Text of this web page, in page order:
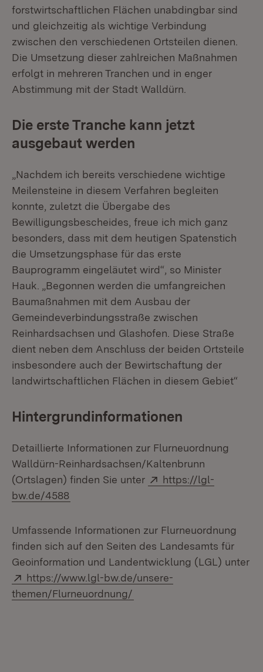
forstwirtschaftlichen Flächen unabdingbar sind
und gleichzeitig als wichtige Verbindung
zwischen den verschiedenen Ortsteilen dienen.
Die Umsetzung dieser zahlreichen Maßnahmen
erfolgt in mehreren Tranchen und in enger
Abstimmung mit der Stadt Walldürn.
Die erste Tranche kann jetzt
ausgebaut werden
„Nachdem ich bereits verschiedene wichtige
Meilensteine in diesem Verfahren begleiten
konnte, zuletzt die Übergabe des
Bewilligungsbescheides, freue ich mich ganz
besonders, dass mit dem heutigen Spatenstich
die Umsetzungsphase für das erste
Bauprogramm eingeläutet wird“, so Minister
Hauk. „Begonnen werden die umfangreichen
Baumaßnahmen mit dem Ausbau der
Gemeindeverbindungsstraße zwischen
Reinhardsachsen und Glashofen. Diese Straße
dient neben dem Anschluss der beiden Ortsteile
insbesondere auch der Bewirtschaftung der
landwirtschaftlichen Flächen in diesem Gebiet“
Hintergrundinformationen
Detaillierte Informationen zur Flurneuordnung
Walldürn-Reinhardsachsen/Kaltenbrunn
(Ortslagen) finden Sie unter
Extern:
https://lgl-
bw.de/4588
Umfassende Informationen zur Flurneuordnung
finden sich auf den Seiten des Landesamts für
Geoinformation und Landentwicklung (LGL) unter
Extern:
https://www.lgl-bw.de/unsere-
themen/Flurneuordnung/